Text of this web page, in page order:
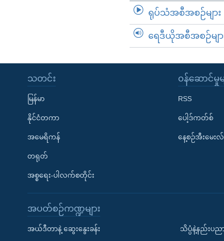
ရုပ်သံအစီအစဉ်များ
ရေဒီယိုအစီအစဉ်မျာ
သတင်း
မြန်မာ
နိုင်ငံတကာ
အမေရိကန်
တရုတ်
အစ္စရေး-ပါလက်စတိုင်း
၀န်ဆောင်မှုမ
RSS
ပေါ့ဒ်ကတ်စ်
နေ့စဉ်အီးမေ
အပတ်စဉ်ကဏ္ဍများ
အယ်ဒီတာနဲ့ ဆွေးနွေးခန်း သိပ္ပံနဲ့နည်းပည